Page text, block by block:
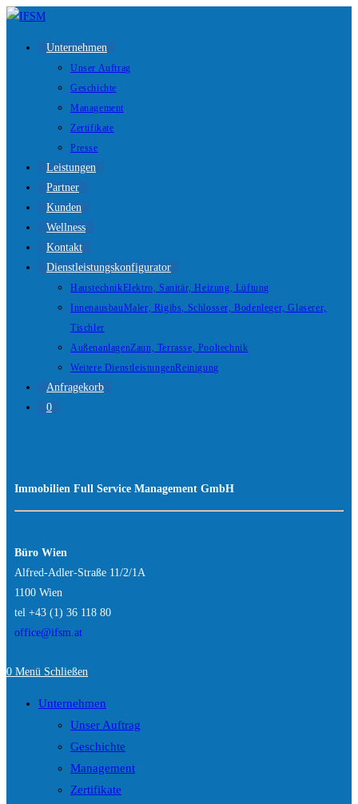
Unternehmen
Unser Auftrag
Geschichte
Management
Zertifikate
Presse
Leistungen
Partner
Kunden
Wellness
Kontakt
Dienstleistungskonfigurator
HaustechnikElektro, Sanitär, Heizung, Lüftung
InnenausbauMaler, Rigibs, Schlosser, Bodenleger, Glaserer,
Tischler
AußenanlagenZaun, Terrasse, Pooltechnik
Weitere DienstleistungenReinigung
Anfragekorb
0
Immobilien Full Service Management GmbH
Büro Wien
Alfred-Adler-Straße 11/2/1A
1100 Wien
tel +43 (1) 36 118 80
office@ifsm.at
0 Menü Schließen
Unternehmen
Unser Auftrag
Geschichte
Management
Zertifikate